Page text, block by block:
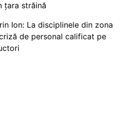
țara străină
Ion: La disciplinele din zona
de personal calificat pe